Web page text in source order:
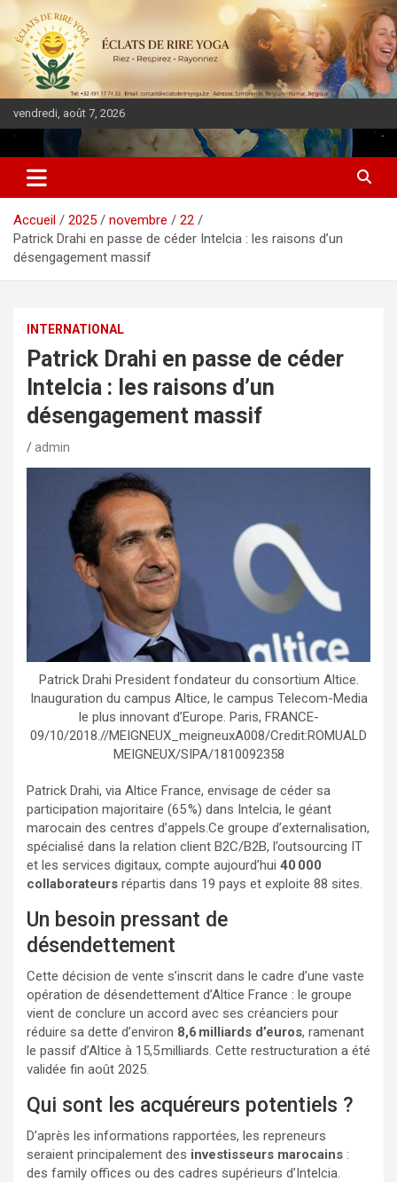
vendredi, août 7, 2026
DIASPORA PULSE
Accueil 2025 novembre
22
Patrick Drahi en passe de céder Intelcia : les raisons d’un
désengagement massif
INTERNATIONAL
Patrick Drahi en passe de céder
Intelcia : les raisons d’un
désengagement massif
admin
Patrick Drahi President fondateur du consortium Altice.
Inauguration du campus Altice, le campus Telecom-Media
le plus innovant d’Europe. Paris, FRANCE-
09/10/2018.//MEIGNEUX_meigneuxA008/Credit:ROMUALD
MEIGNEUX/SIPA/1810092358
Patrick Drahi, via Altice France, envisage de céder sa
participation majoritaire (65 %) dans Intelcia, le géant
marocain des centres d’appels.Ce groupe d’externalisation,
spécialisé dans la relation client B2C/B2B, l’outsourcing IT
et les services digitaux, compte aujourd’hui 40 000
collaborateurs répartis dans 19 pays et exploite 88 sites.
Un besoin pressant de
désendettement
Cette décision de vente s’inscrit dans le cadre d’une vaste
opération de désendettement d’Altice France : le groupe
vient de conclure un accord avec ses créanciers pour
réduire sa dette d’environ 8,6 milliards d’euros, ramenant
le passif d’Altice à 15,5 milliards. Cette restructuration a été
validée fin août 2025.
Qui sont les acquéreurs potentiels ?
D’après les informations rapportées, les repreneurs
seraient principalement des investisseurs marocains :
des family offices ou des cadres supérieurs d’Intelcia.